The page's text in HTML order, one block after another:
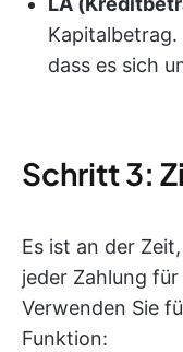
Kapitalbetrag.
dass es sich
Schritt 3:
Es ist an der
jeder Zahlung
Verwenden Sie
Funktion: